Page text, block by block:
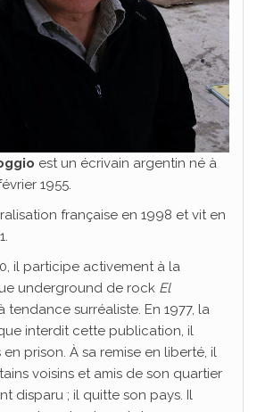
est un écrivain argentin né à
1955.
française en 1998 et vit en
il participe activement à la
underground de rock El
tendance surréaliste. En 1977, la
interdit cette publication, il
prison. À sa remise en liberté, il
voisins et amis de son quartier
disparu ; il quitte son pays. Il